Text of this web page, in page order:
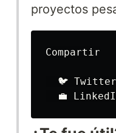
proyectos
Compartir
🐦